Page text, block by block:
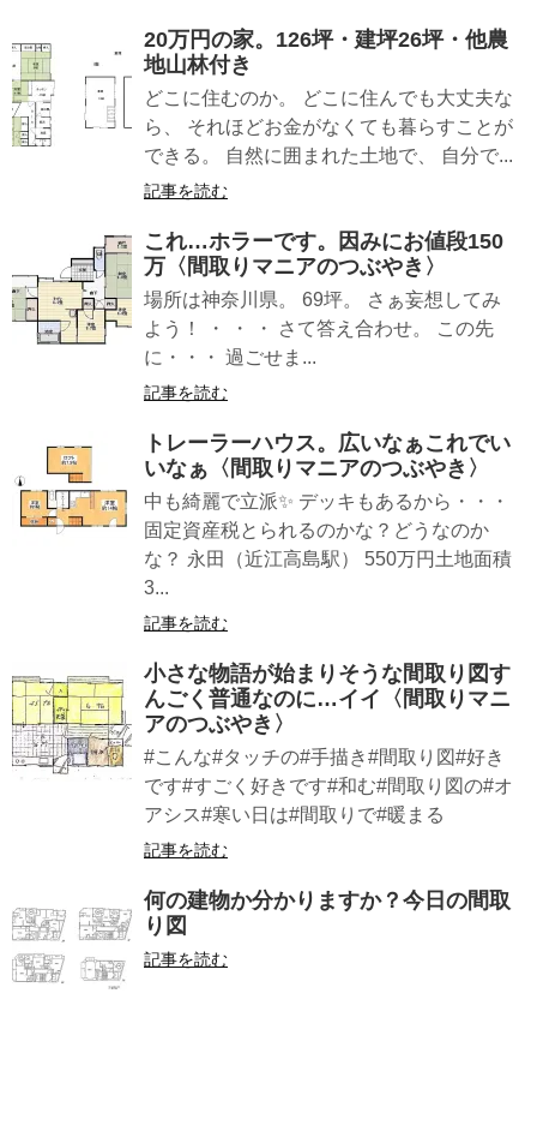
20万円の家。126坪・建坪26坪・他農
地山林付き
どこに住むのか。 どこに住んでも大丈夫な
ら、 それほどお金がなくても暮らすことが
できる。 自然に囲まれた土地で、 自分で...
記事を読む
これ…ホラーです。因みにお値段150
万〈間取りマニアのつぶやき〉
場所は神奈川県。 69坪。 さぁ妄想してみ
よう！ ・ ・ ・ さて答え合わせ。 この先
に・・・ 過ごせま...
記事を読む
トレーラーハウス。広いなぁこれでい
いなぁ〈間取りマニアのつぶやき〉
中も綺麗で立派✨ デッキもあるから・・・
固定資産税とられるのかな？どうなのか
な？ 永田（近江高島駅） 550万円土地面積
3...
記事を読む
小さな物語が始まりそうな間取り図す
んごく普通なのに…イイ〈間取りマニ
アのつぶやき〉
#こんな#タッチの#手描き#間取り図#好き
です#すごく好きです#和む#間取り図の#オ
アシス#寒い日は#間取りで#暖まる
記事を読む
何の建物か分かりますか？今日の間取
り図
記事を読む